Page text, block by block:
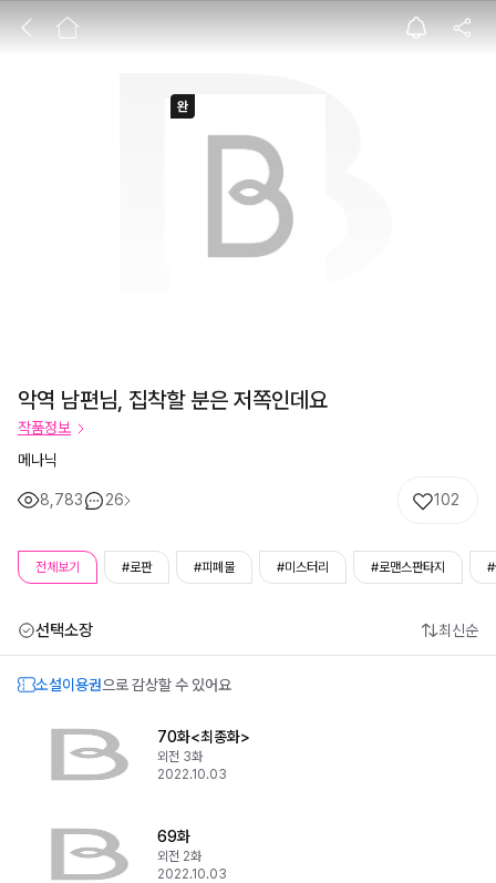
악역 남편님, 집
악역 남편님, 집착할 분은 저쪽인데요
작품정보
메나닉
8,783 26 102
전체보기 #로판 #피폐물 #미스터리 #로맨스판타지 #
선택소장 최신순
소설이용권으로 감상할 수 있어요
70화<최종화>
외전 3화
2022.10.03
69화
외전 2화
2022.10.03